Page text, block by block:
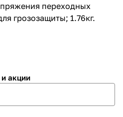
переходных
грозозащиты; 1.76кг.
и акции